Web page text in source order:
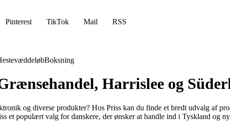
Pinterest TikTok Mail RSS
Boksning
Harrislee og
og diverse produkter? Hos Priss kan du finde et bredt udvalg af
et populært valg for danskere, der ønsker at handle ind i Tyskland og